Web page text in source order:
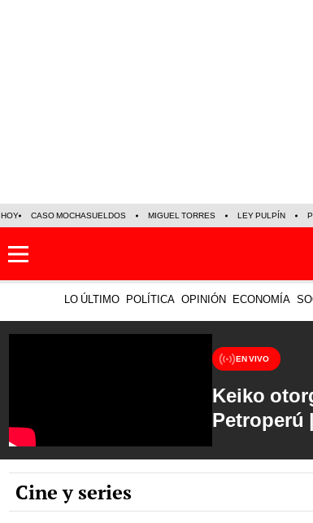
HOY CASO MOCHASUELDOS MIGUEL TORRES LEY PULPÍN
LO ÚLTIMO POLÍTICA OPINIÓN ECONOMÍA
EN VIVO
Keiko
Petroperú
Cine y series